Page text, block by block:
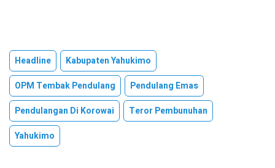
Headline
Kabupaten Yahukimo
OPM Tembak Pendulang
Pendulang Emas
Pendulangan Di Korowai
Teror Pembunuhan
Yahukimo